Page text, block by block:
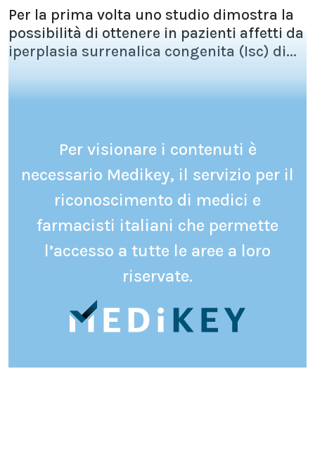
Per la prima volta uno studio dimostra la
possibilità di ottenere in pazienti affetti da
iperplasia surrenalica congenita (Isc) di...
Per visionare i contenuti è
necessario Medikey, il servizio per il
riconoscimento di medici e
farmacisti italiani che permette
l’accesso a tutte le aree a loro
riservate.